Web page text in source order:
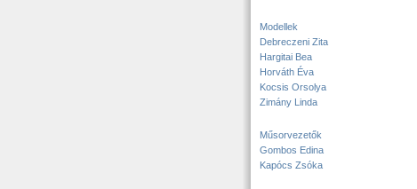
Modellek
Debreczeni Zita
Hargitai Bea
Horváth Éva
Kocsis Orsolya
Zimány Linda
Műsorvezetők
Gombos Edina
Kapócs Zsóka